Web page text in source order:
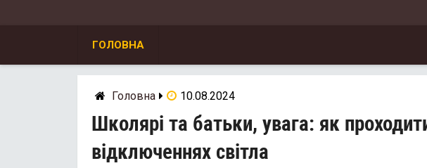
ГОЛОВНА
Головна 10.08.2024
Школярі та батьки, увага: як
відключеннях світла